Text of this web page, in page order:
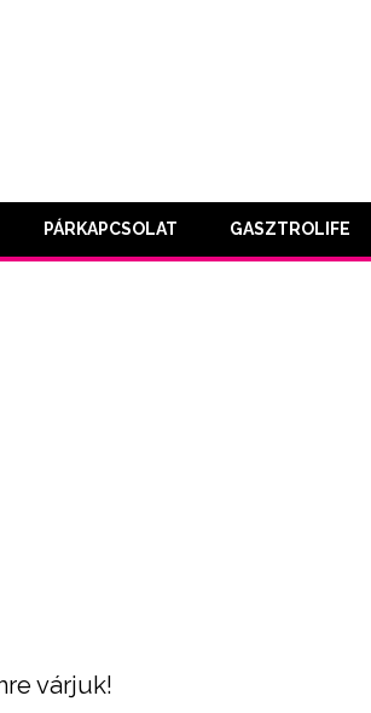
PÁRKAPCSOLAT GASZTROLIFE
várjuk!